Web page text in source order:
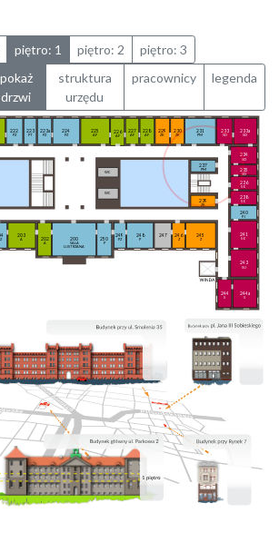
piętro: 1 piętro: 2
piętro: 3
pokaż
drzwi
struktura
urzędu
pracownicy legenda
WC
WC
200
SALA
LUSTRZANA
202
A
203
A
222
PZ
223
PT
223a
PZ
224
PZ
225
AF
226
AF
227
AF
228
AF
229
ZK
230
ZK
231
PM
233
SD
233a
SD
234
SD
235
SD
236
SO
238
SO
239
ZK
240
PJ
241
SO
243
SU
244
S
244a
S
245
Z
246
Z
247
248
P
249
PZ
250
P
237
PM